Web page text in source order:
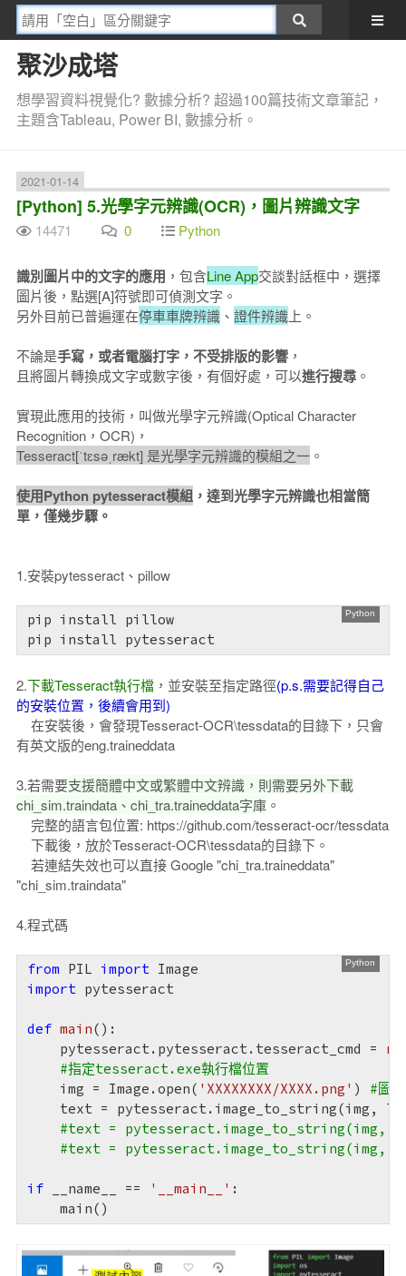
聚沙成塔
想學習資料視覺化? 數據分析? 超過100篇技術文章筆記，
主題含Tableau, Power BI, 數據分析。
2021-01-14
[Python] 5.光學字元辨識(OCR)，圖片辨識文字
14471 0 Python
識別圖片中的文字的應用 ，包含Line App交談對話框中，選擇
圖片後，點選[A]符號即可偵測文字。
另外目前已普遍運在停車車牌辨識、 證件辨識上。
不論是手寫，或者電腦打字，不受排版的影響，
且將圖片轉換成文字或數字後，有個好處，可以進行搜尋。
實現此應用的技術，叫做光學字元辨識(Optical Character
Recognition，OCR)，
Tesseract[ˈtɛsəˌrækt] 是光學字元辨識的模組之一。
使用Python pytesseract模組，達到光學字元辨識也相當簡
單，僅幾步驟。
1.安裝pytesseract、pillow
pip install pillow
pip install pytesseract
2.下載Tesseract執行檔，並安裝至指定路徑(p.s.需要記得自己
的安裝位置，後續會用到)
在安裝後，會發現Tesseract-OCR\tessdata的目錄下，只會
有英文版的eng.traineddata
3.若需要支援簡體中文或繁體中文辨識，則需要另外下載
chi_sim.traindata、chi_tra.traineddata字庫。
完整的語言包位置: https://github.com/tesseract-ocr/tessdata
下載後，放於Tesseract-OCR\tessdata的目錄下。
若連結失效也可以直接 Google "chi_tra.traineddata"
"chi_sim.traindata"
4.程式碼
from PIL import
import pytesseract
def main() :
    pytesseract.pytesseract.tesseract_cmd =
#指定tesseract.exe執行檔位置
    img = Image.open(
'XXXXXXXX/XXXX.png' ) #圖
text = pytesseract.image_to_string(img,
#text = pytesseract.image_to_string(img,
#text = pytesseract.image_to_string(img,
if __name__ == '__main__' :
    main()